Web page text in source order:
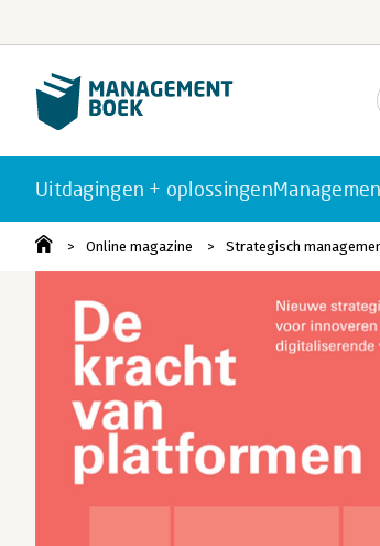
Uitdagingen + oplossingen
Online magazine Strategisch